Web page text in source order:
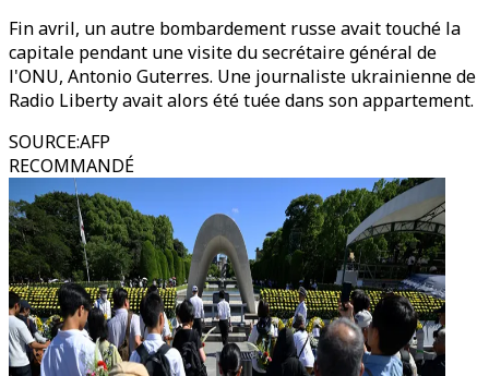
Fin avril, un autre bombardement russe avait touché la
capitale pendant une visite du secrétaire général de
l'ONU, Antonio Guterres. Une journaliste ukrainienne de
Radio Liberty avait alors été tuée dans son appartement.
SOURCE:AFP
RECOMMANDÉ